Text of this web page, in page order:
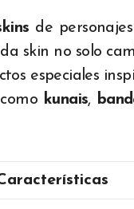
de
skin no solo
especiales
kunais,